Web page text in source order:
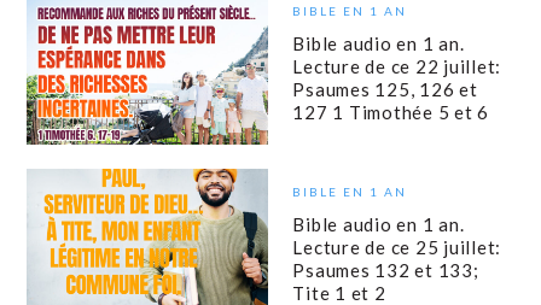
BIBLE EN 1 AN
Bible audio en 1 an.
Lecture de ce 22 juillet:
Psaumes 125, 126 et
127 1 Timothée 5 et 6
BIBLE EN 1 AN
Bible audio en 1 an.
Lecture de ce 25 juillet:
Psaumes 132 et 133;
Tite 1 et 2